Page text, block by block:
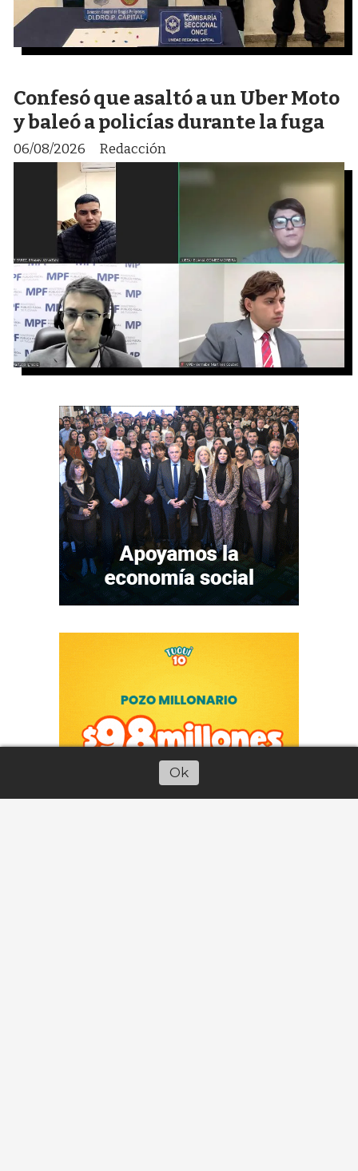
Confesó que asaltó a un Uber Moto
y baleó a policías durante la fuga
Redacción
06/08/2026
Ok